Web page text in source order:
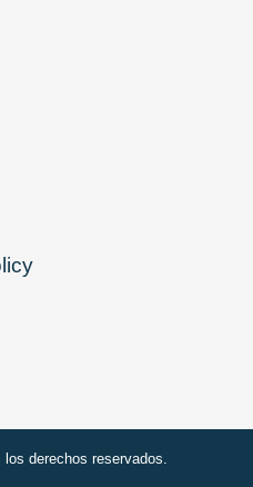
los derechos reservados.